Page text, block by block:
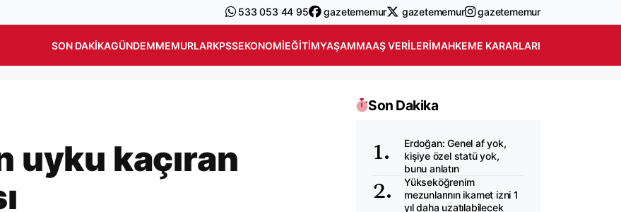
533 053 44 95 gazetememur gazetememur gazetememur
SON DAKIKAGÜNDEMMEMURLARKPSSEKONOMIEĞITIMYAŞAMMAAŞ VERILERIMAHKEME KARARLARI
uyku kaçıran
Son Dakika
Erdoğan: Genel af yok,
kişiye özel statü yok,
bunu anlatın
Yükseköğrenim
mezunlarının ikamet izni 1
yıl daha uzatılabilecek